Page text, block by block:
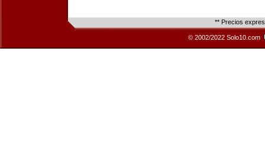
** Precios
© 2002/2022 Solo10.com